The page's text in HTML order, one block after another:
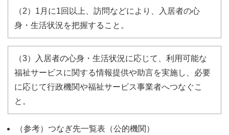
（2）1月に1回以上、訪問などにより、入居者の心
身・生活状況を把握すること。
（3）入居者の心身・生活状況に応じて、利用可能な
福祉サービスに関する情報提供や助言を実施し、必要
に応じて行政機関や福祉サービス事業者へつなぐこ
と。
（参考）つなぎ先一覧表（公的機関）